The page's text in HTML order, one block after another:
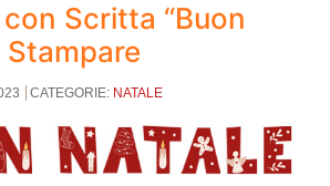
Scritta “Buon
Stampare
CATEGORIE: NATALE